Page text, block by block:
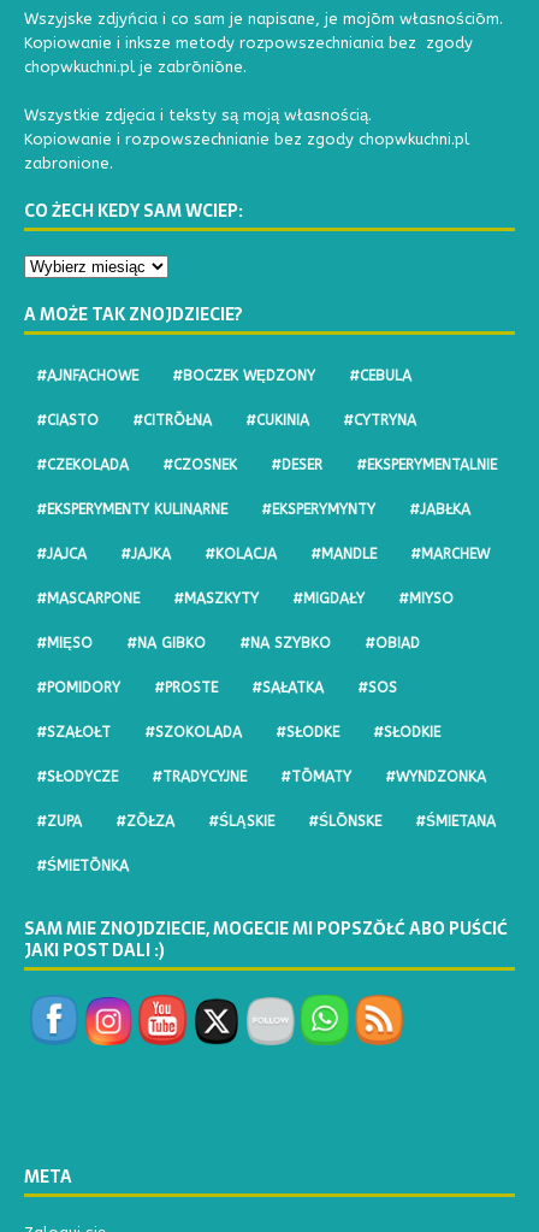
Wszyjske zdjyńcia i co sam je napisane, je mojōm własnościōm.
Kopiowanie i inksze metody rozpowszechniania bez zgody
chopwkuchni.pl je zabrōniōne.
Wszystkie zdjęcia i teksty są moją własnością.
Kopiowanie i rozpowszechnianie bez zgody chopwkuchni.pl
zabronione.
CO ŻECH KEDY SAM WCIEP:
A MOŻE TAK ZNOJDZIECIE?
#AJNFACHOWE #BOCZEK WĘDZONY #CEBULA
#CIASTO #CITRŌŁNA #CUKINIA #CYTRYNA
#CZEKOLADA #CZOSNEK #DESER #EKSPERYMENTALNIE
#EKSPERYMENTY KULINARNE #EKSPERYMYNTY #JABŁKA
#JAJCA #JAJKA #KOLACJA #MANDLE #MARCHEW
#MASCARPONE #MASZKYTY #MIGDAŁY #MIYSO
#MIĘSO #NA GIBKO #NA SZYBKO #OBIAD
#POMIDORY #PROSTE #SAŁATKA #SOS
#SZAŁOŁT #SZOKOLADA #SŁODKE #SŁODKIE
#SŁODYCZE #TRADYCYJNE #TŌMATY #WYNDZONKA
#ZUPA #ZŌŁZA #ŚLĄSKIE #ŚLŌNSKE #ŚMIETANA
#ŚMIETŌNKA
SAM MIE ZNOJDZIECIE, MOGECIE MI POPSZŎŁĆ ABO PUŚCIĆ
JAKI POST DALI :)
META